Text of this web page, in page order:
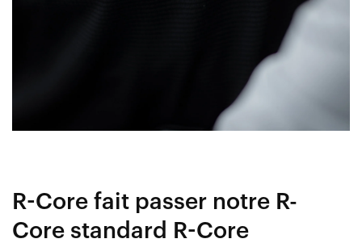
R-Core fait passer notre R-
Core standard R-Core